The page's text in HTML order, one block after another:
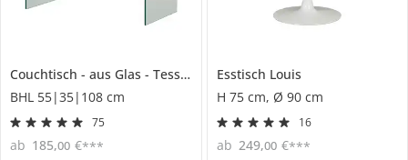
Couchtisch aus Glas
Tessera
BHL 55|35|108 cm
75
ab 185,00 €***
Esstisch Louis
H 75 cm, Ø 90 cm
16
ab 249,00 €***